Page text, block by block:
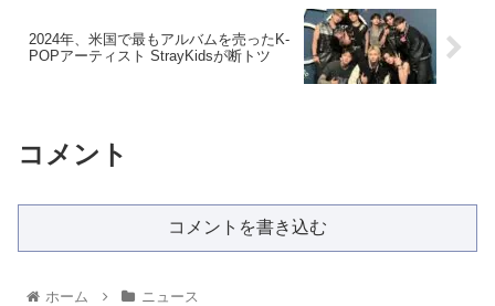
2024年、米国で最もアルバムを売ったK-
POPアーティスト StrayKidsが断トツ
コメント
コメントを書き込む
ホーム ニュース